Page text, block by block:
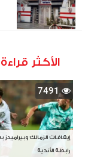
الأكثر قراءة
7491
إيقافات الزمالك وبيراميدز
رابطة الأندية